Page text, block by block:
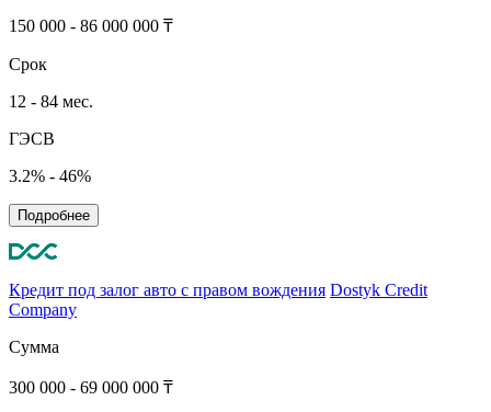
150 000 - 86 000 000 ₸
Срок
12 - 84 мес.
ГЭСВ
3.2% - 46%
Подробнее
Кредит под залог авто с правом вождения Dostyk Credit
Company
Сумма
300 000 - 69 000 000 ₸